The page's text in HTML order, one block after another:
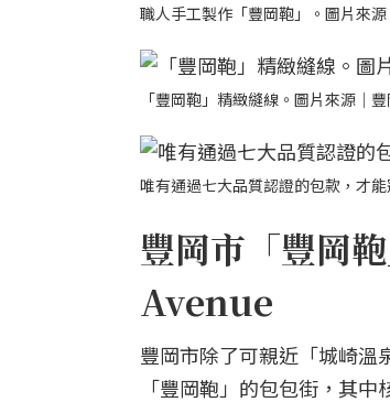
職人手工製作「豐岡鞄」。圖片來
「豐岡鞄」精緻縫線。圖片來源｜
唯有通過七大品質認證的包款，才
豐岡市「豐岡
Avenue
豐岡市除了可親近「城崎溫
「豐岡鞄」的包包街，其